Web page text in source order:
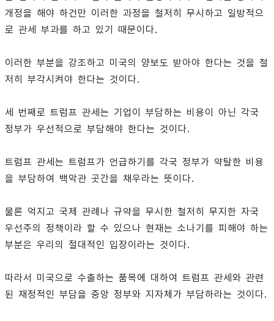
개정을 해야 하건만 이러한 과정을 철저히 무시하고 일방적으
로 관세 부과를 하고 있기 때문이다.
이러한 부분을 강조하고 미국의 양보도 받아야 한다는 것을 철
저히 부각시켜야 한다는 것이다.
세 번째로 트럼프 관세는 기업이 부담하는 비용이 아닌 각국
정부가 우선적으로 부담해야 한다는 것이다.
트럼프 관세는 트럼프가 언급하기를 각국 정부가 약탈한 비용
을 부담하여 백악관 곳간을 채우라는 뜻이다.
물론 억지고 국제 관례나 규약을 무시한 철저히 무지한 자국
우선주의 정책이라 할 수 있으나 현재는 소나기를 피해야 하는
부분은 우리의 절대적인 입장이라는 것이다.
따라서 미국으로 수출하는 품목에 대하여 트럼프 관세와 관련
된 재정적인 부담을 중앙 정부와 지자체가 부담하라는 것이다.